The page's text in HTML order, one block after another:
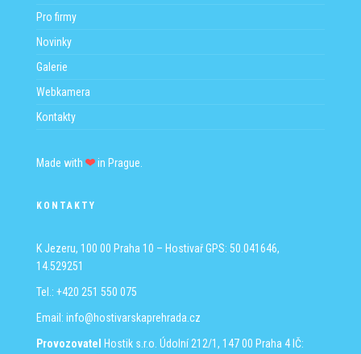
Pro firmy
Novinky
Galerie
Webkamera
Kontakty
Made with in Prague.
KONTAKTY
K Jezeru, 100 00 Praha 10 – HostivařGPS: 50.041646,
14.529251
Tel.: +420 251 550 075
Email: info@hostivarskaprehrada.cz
Provozovatel
Hostik s.r.o. Údolní 212/1, 147 00 Praha 4 IČ: